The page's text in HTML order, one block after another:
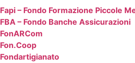
Fapi – Fondo Formazione Piccole
FBA – Fondo Banche Assicurazioni
FonARCom
Fon.Coop
Fondartigianato